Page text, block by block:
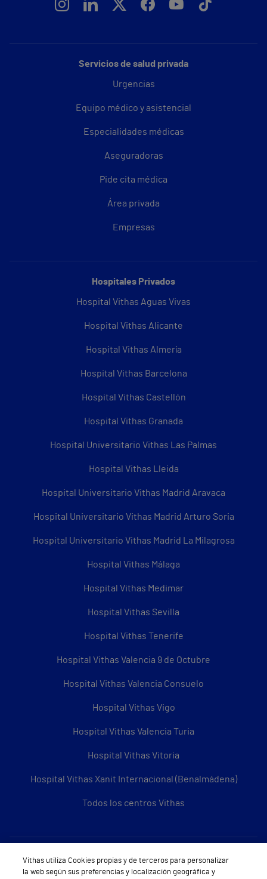
Servicios de salud privada
Urgencias
Equipo médico y asistencial
Especialidades médicas
Aseguradoras
Pide cita médica
Área privada
Empresas
Hospitales Privados
Hospital Vithas Aguas Vivas
Hospital Vithas Alicante
Hospital Vithas Almería
Hospital Vithas Barcelona
Hospital Vithas Castellón
Hospital Vithas Granada
Hospital Universitario Vithas Las Palmas
Hospital Vithas Lleida
Hospital Universitario Vithas Madrid Aravaca
Hospital Universitario Vithas Madrid Arturo Soria
Hospital Universitario Vithas Madrid La Milagrosa
Hospital Vithas Málaga
Hospital Vithas Medimar
Hospital Vithas Sevilla
Hospital Vithas Tenerife
Hospital Vithas Valencia 9 de Octubre
Hospital Vithas Valencia Consuelo
Hospital Vithas Vigo
Hospital Vithas Valencia Turia
Hospital Vithas Vitoria
Hospital Vithas Xanit Internacional (Benalmádena)
Todos los centros Vithas
Sobre Vithas
Vithas utiliza Cookies propias y de terceros para personalizar
la web según sus preferencias y localización geográfica y